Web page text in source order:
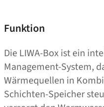
Funktion
Die LIWA-Box ist ein
Management-System,
Wärmequellen in
Schichten-Speicher